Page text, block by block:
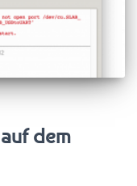
dem